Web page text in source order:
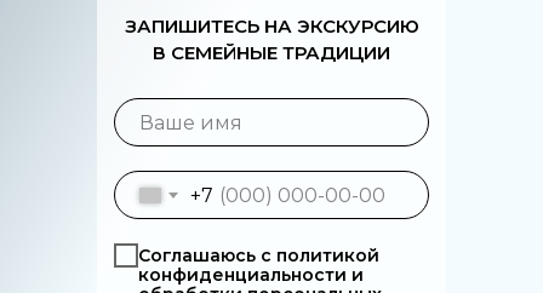
+7
Соглашаюсь с политикой
конфиденциальности и
ЗАПИШИТЕСЬ НА ЭКСКУРСИЮ
В СЕМЕЙНЫЕ ТРАДИЦИИ